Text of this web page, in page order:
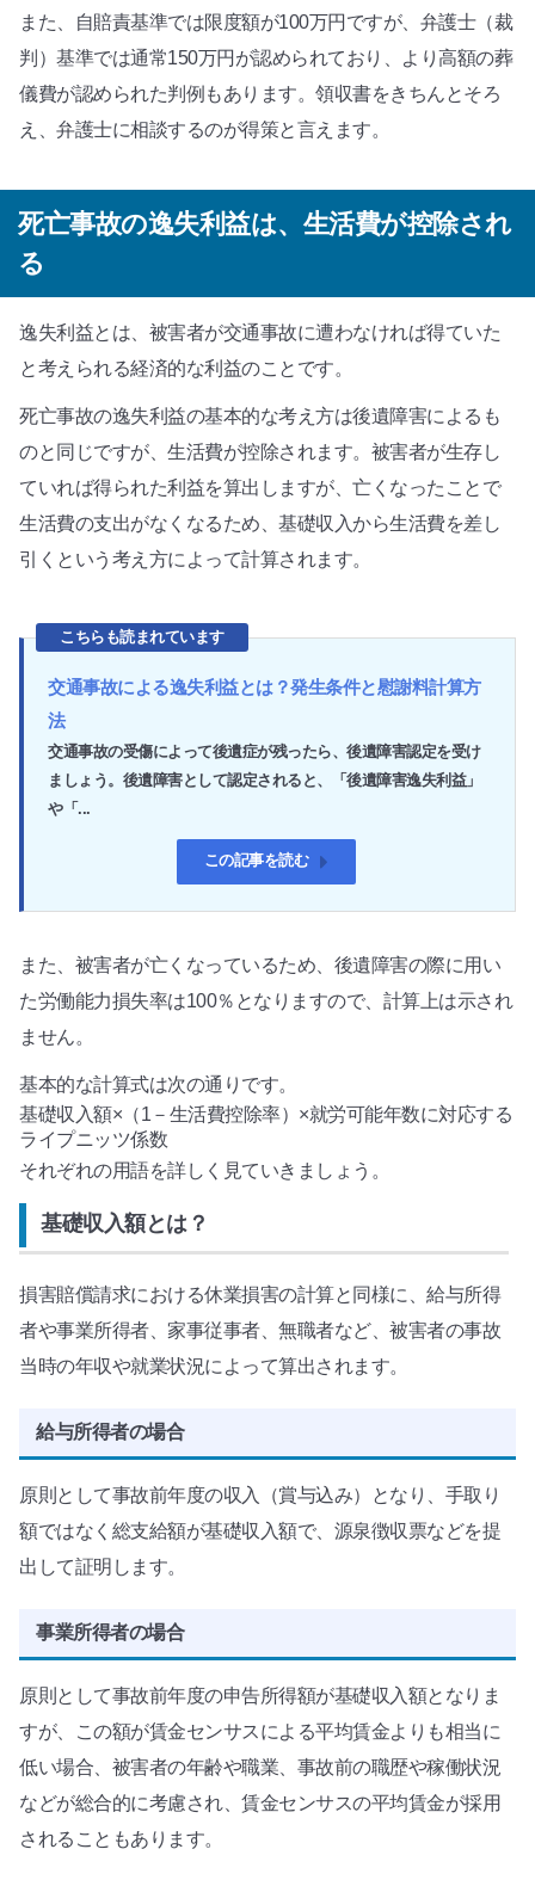
また、自賠責基準では限度額が100万円ですが、弁護士（裁
判）基準では通常150万円が認められており、より高額の葬
儀費が認められた判例もあります。領収書をきちんとそろ
え、弁護士に相談するのが得策と言えます。
死亡事故の逸失利益は、生活費が控除され
る
逸失利益とは、被害者が交通事故に遭わなければ得ていた
と考えられる経済的な利益のことです。
死亡事故の逸失利益の基本的な考え方は後遺障害によるも
のと同じですが、生活費が控除されます。被害者が生存し
ていれば得られた利益を算出しますが、亡くなったことで
生活費の支出がなくなるため、基礎収入から生活費を差し
引くという考え方によって計算されます。
こちらも読まれています
交通事故による逸失利益とは？発生条件と慰謝料計算方
法
交通事故の受傷によって後遺症が残ったら、後遺障害認定を受け
ましょう。後遺障害として認定されると、「後遺障害逸失利益」
や「...
この記事を読む
また、被害者が亡くなっているため、後遺障害の際に用い
た労働能力損失率は100％となりますので、計算上は示され
ません。
基本的な計算式は次の通りです。
基礎収入額×（1－生活費控除率）×就労可能年数に対応する
ライプニッツ係数
それぞれの用語を詳しく見ていきましょう。
基礎収入額とは？
損害賠償請求における休業損害の計算と同様に、給与所得
者や事業所得者、家事従事者、無職者など、被害者の事故
当時の年収や就業状況によって算出されます。
給与所得者の場合
原則として事故前年度の収入（賞与込み）となり、手取り
額ではなく総支給額が基礎収入額で、源泉徴収票などを提
出して証明します。
事業所得者の場合
原則として事故前年度の申告所得額が基礎収入額となりま
すが、この額が賃金センサスによる平均賃金よりも相当に
低い場合、被害者の年齢や職業、事故前の職歴や稼働状況
などが総合的に考慮され、賃金センサスの平均賃金が採用
されることもあります。